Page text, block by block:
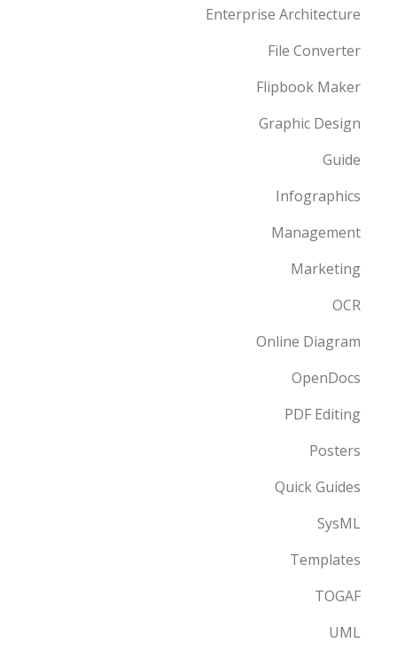
Enterprise Architecture
File Converter
Flipbook Maker
Graphic Design
Guide
Infographics
Management
Marketing
OCR
Online Diagram
OpenDocs
PDF Editing
Posters
Quick Guides
SysML
Templates
TOGAF
UML